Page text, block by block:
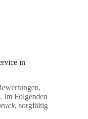
in
Im Folgenden
, sorgfältig